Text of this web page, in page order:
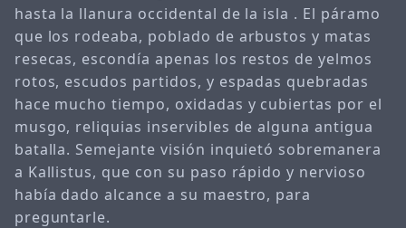
hasta la llanura occidental de la isla . El páramo
que los rodeaba, poblado de arbustos y matas
resecas, escondía apenas los restos de yelmos
rotos, escudos partidos, y espadas quebradas
hace mucho tiempo, oxidadas y cubiertas por el
musgo, reliquias inservibles de alguna antigua
batalla. Semejante visión inquietó sobremanera
a Kallistus, que con su paso rápido y nervioso
había dado alcance a su maestro, para
preguntarle.